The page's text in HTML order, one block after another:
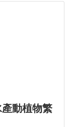
動植物繁